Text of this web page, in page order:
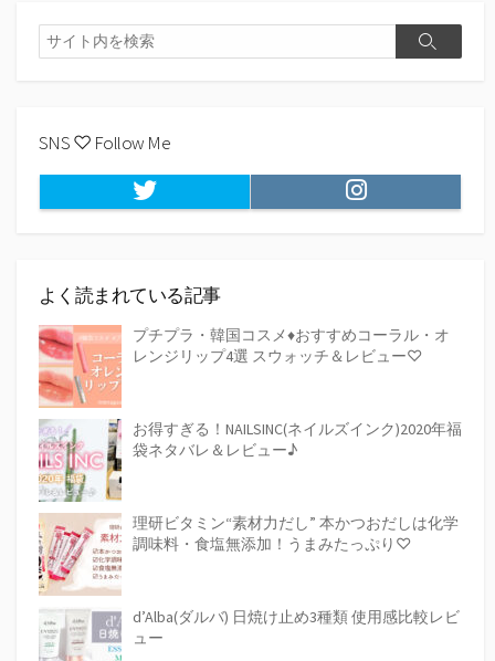
検
索
検
SNS ♡ Follow Me
Twitter Instagram
よく読まれている記事
プチプラ・韓国コスメ♦おすすめコーラル・オ
レンジリップ4選 スウォッチ＆レビュー♡
お得すぎる！NAILSINC(ネイルズインク)2020年福
袋ネタバレ＆レビュー♪
理研ビタミン“素材力だし” 本かつおだしは化学
調味料・食塩無添加！うまみたっぷり♡
d’Alba(ダルバ) 日焼け止め3種類 使用感比較レビ
ュー